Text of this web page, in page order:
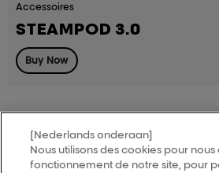
Accessoires
STEAMPOD 3.0
Buy Now
MY HAIR[iD]
[Nederlands onderaan]
Nous utilisons des cookies pour
fonctionnement de notre site, pour